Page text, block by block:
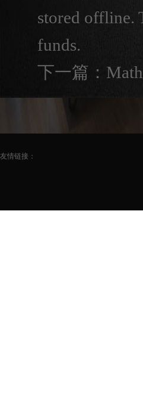
stored offline.
funds.
下一篇：
友情链接：